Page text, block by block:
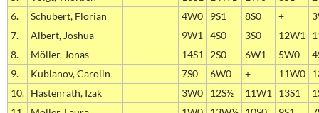
6.
Schubert, Florian 4W0 9S1 8S0 +
7.
Albert, Joshua 9W1 4S0 3S0 12W1
8.
Möller, Jonas 14S1 2S0 6W1 5W0
9.
Kublanov, Carolin 7S0 6W0 + 11W0
10. Hastenrath, Izak 3W0 12S½ 11W1 13S1